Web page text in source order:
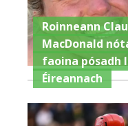
Roinneann
MacDonald
faoina pósadh
Éireannach